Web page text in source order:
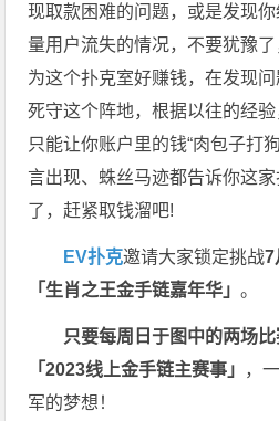
现取款困难的问题，或是发现
量用户流失的情况，不要犹豫
为这个扑克室好赚钱，在发现
死守这个阵地，根据以往的经
只能让你账户里的钱“肉包子打
言出现、蛛丝马迹都告诉你这
了，赶紧取钱溜吧!
EV扑克邀请大家锁定挑战7
「生肖之王金手链嘉年华」。
只要每周日于图中的两场
「2023线上金手链主赛事」 ，
军的梦想！